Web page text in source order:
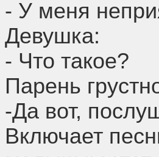
- У меня
Девушка:
- Что такое?
Парень
-Да вот,
Включает